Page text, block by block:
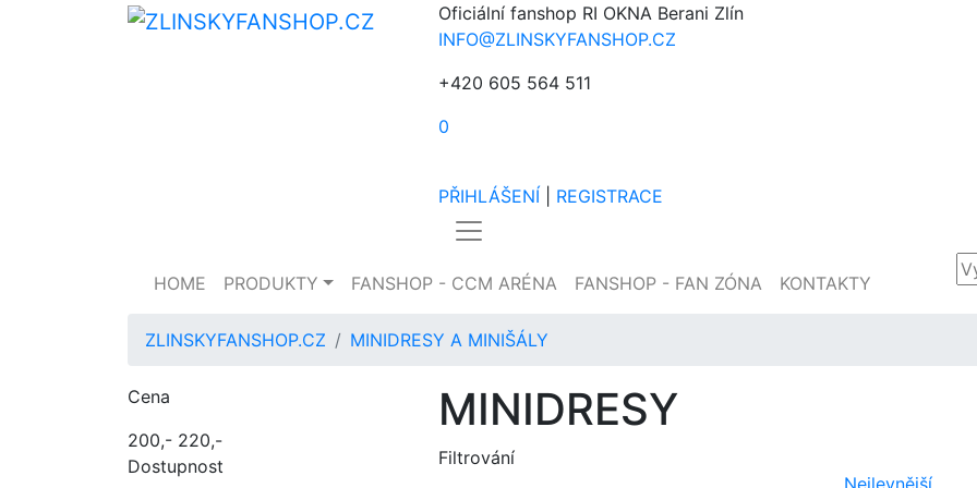
Oficiální fanshop RI OKNA Berani Zlín
INFO@ZLINSKYFANSHOP.CZ
+420 605 564 511
0
PŘIHLÁŠENÍ REGISTRACE
HOME PRODUKTY FANSHOP - CCM ARÉNA FANSHOP - FAN ZÓNA KONTAKTY
ZLINSKYFANSHOP.CZ MINIDRESY A MINIŠÁLY
Cena
200,- 220,-
Dostupnost
MINIDRESY
Filtrování
Nejlevnější